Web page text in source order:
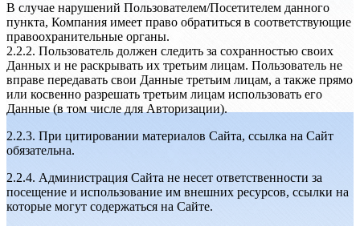
В случае нарушений Пользователем/Посетителем данного
пункта, Компания имеет право обратиться в соответствующие
правоохранительные органы.
2.2.2. Пользователь должен следить за сохранностью своих
Данных и не раскрывать их третьим лицам. Пользователь не
вправе передавать свои Данные третьим лицам, а также прямо
или косвенно разрешать третьим лицам использовать его
Данные (в том числе для Авторизации).
2.2.3. При цитировании материалов Сайта, ссылка на Сайт
обязательна.
2.2.4. Администрация Сайта не несет ответственности за
посещение и использование им внешних ресурсов, ссылки на
которые могут содержаться на Сайте.